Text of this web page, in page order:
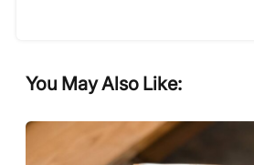
You May Also Like: